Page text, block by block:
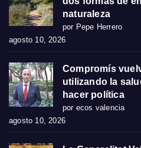
naturaleza
por Pepe Herrero
agosto 10, 2026
Compromís
utilizando la
hacer política
por ecos valencia
agosto 10, 2026